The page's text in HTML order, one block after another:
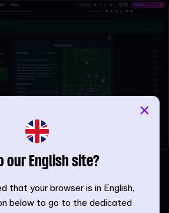
el visualizador de tácticas, con el
un dibujo defensivo u ofensivo.
our English site?
that your browser is in English,
below to go to the dedicated
×